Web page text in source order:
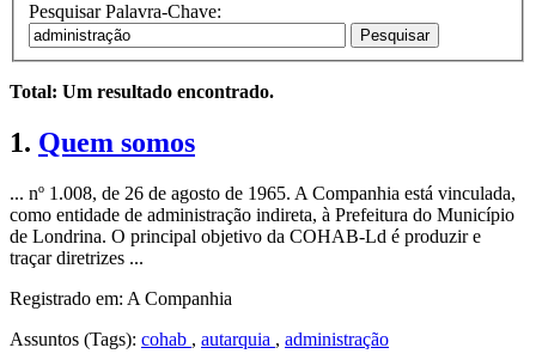
Pesquisar Palavra-Chave:
Pesquisar
Total: Um resultado encontrado.
1. Quem somos
... nº 1.008, de 26 de agosto de 1965. A Companhia está vinculada,
como entidade de administração indireta, à Prefeitura do Município
de Londrina. O principal objetivo da COHAB-Ld é produzir e
traçar diretrizes ...
Registrado em: A Companhia
Assuntos (Tags): cohab , autarquia , administração